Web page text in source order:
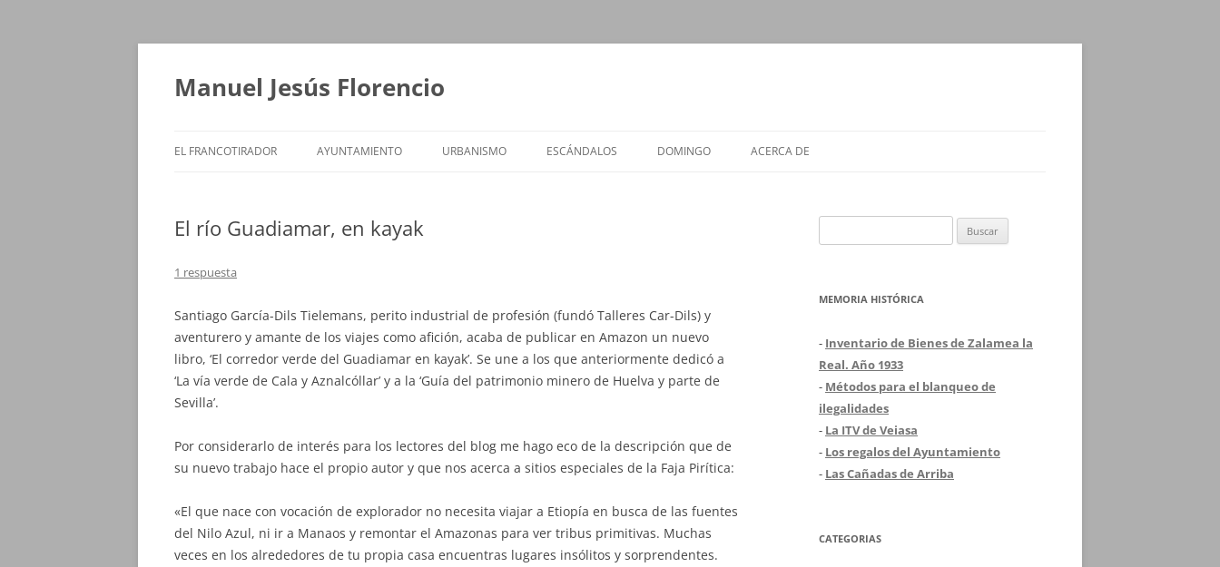
Saltar
Manuel Jesús Florencio
EL FRANCOTIRADOR AYUNTAMIENTO URBANISMO ESCÁNDALOS DOMINGO ACERCA DE
El río Guadiamar, en kayak
1 respuesta
Santiago García-Dils Tielemans, perito industrial de profesión (fundó Talleres Car-Dils) y
aventurero y amante de los viajes como afición, acaba de publicar en Amazon un nuevo
libro, ‘El corredor verde del Guadiamar en kayak’. Se une a los que anteriormente dedicó a
‘La vía verde de Cala y Aznalcóllar’ y a la ‘Guía del patrimonio minero de Huelva y parte de
Sevilla’.
Por considerarlo de interés para los lectores del blog me hago eco de la descripción que de
su nuevo trabajo hace el propio autor y que nos acerca a sitios especiales de la Faja Pirítica:
«El que nace con vocación de explorador no necesita viajar a Etiopía en busca de las fuentes
del Nilo Azul, ni ir a Manaos y remontar el Amazonas para ver tribus primitivas. Muchas
veces en los alrededores de tu propia casa encuentras lugares insólitos y sorprendentes.
MEMORIA HISTÓRICA
- Inventario de Bienes de Zalamea la
Real. Año 1933
- Métodos para el blanqueo de
ilegalidades
- La ITV de Veiasa
- Los regalos del Ayuntamiento
- Las Cañadas de Arriba
CATEGORIAS